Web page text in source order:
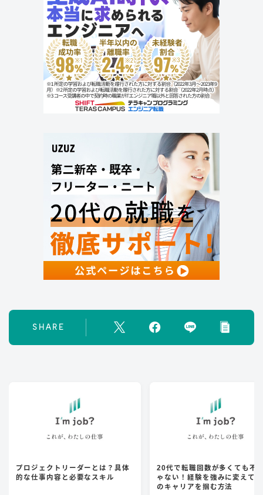
SHARE
プロジェクトリーダーとは？具体
的な仕事内容と必要なスキル
20代で転職回数が多くても不
ゃない！経験を強みに変えて
のキャリアを掴む方法